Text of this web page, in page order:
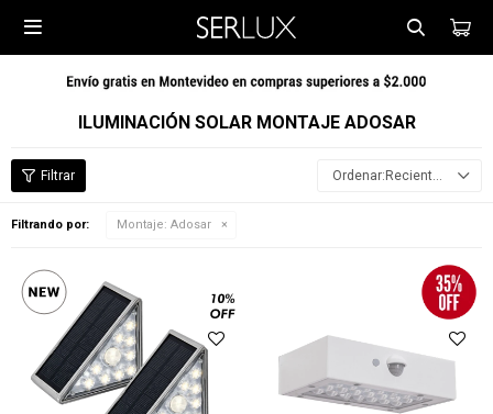

ILUMINACIÓN SOLAR MONTAJE ADOSAR
Recientes
Filtrando por: Montaje: Adosar